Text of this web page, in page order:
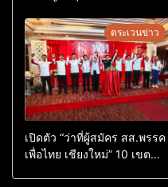
ตระเวนข่าว
เปิดตัว “ว่าที่ผู้สมัคร สส.พรรค
เพื่อไทย เชียงใหม่” 10 เขต